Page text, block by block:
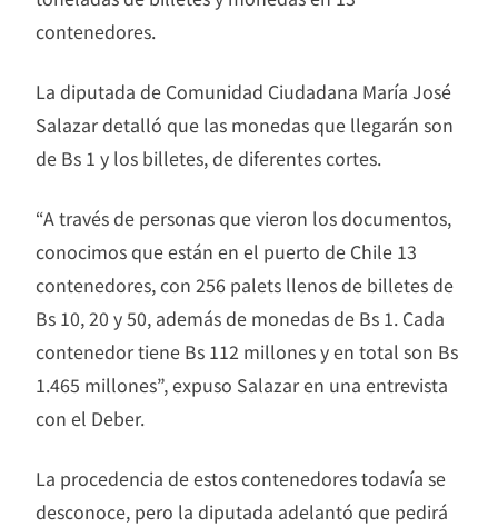
contenedores.
La diputada de Comunidad Ciudadana María José
Salazar detalló que las monedas que llegarán son
de Bs 1 y los billetes, de diferentes cortes.
“A través de personas que vieron los documentos,
conocimos que están en el puerto de Chile 13
contenedores, con 256 palets llenos de billetes de
Bs 10, 20 y 50, además de monedas de Bs 1. Cada
contenedor tiene Bs 112 millones y en total son Bs
1.465 millones”, expuso Salazar en una entrevista
con el Deber.
La procedencia de estos contenedores todavía se
desconoce, pero la diputada adelantó que pedirá